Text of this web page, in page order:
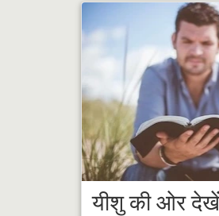
यीशु की ओर देखें